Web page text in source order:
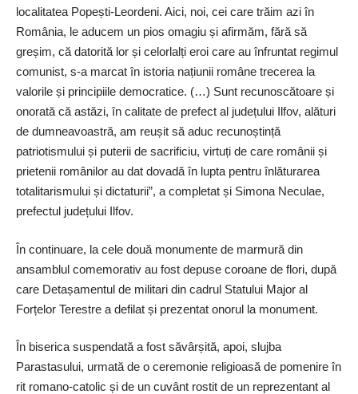
localitatea Popești-Leordeni. Aici, noi, cei care trăim azi în
România, le aducem un pios omagiu și afirmăm, fără să
greșim, că datorită lor și celorlalți eroi care au înfruntat regimul
comunist, s-a marcat în istoria națiunii române trecerea la
valorile și principiile democratice. (…) Sunt recunoscătoare și
onorată că astăzi, în calitate de prefect al județului Ilfov, alături
de dumneavoastră, am reușit să aduc recunoștință
patriotismului și puterii de sacrificiu, virtuți de care românii și
prietenii românilor au dat dovadă în lupta pentru înlăturarea
totalitarismului și dictaturii”, a completat și Simona Neculae,
prefectul județului Ilfov.
În continuare, la cele două monumente de marmură din
ansamblul comemorativ au fost depuse coroane de flori, după
care Detașamentul de militari din cadrul Statului Major al
Forțelor Terestre a defilat și prezentat onorul la monument.
În biserica suspendată a fost săvârșită, apoi, slujba
Parastasului, urmată de o ceremonie religioasă de pomenire în
rit romano‑catolic și de un cuvânt rostit de un reprezentant al